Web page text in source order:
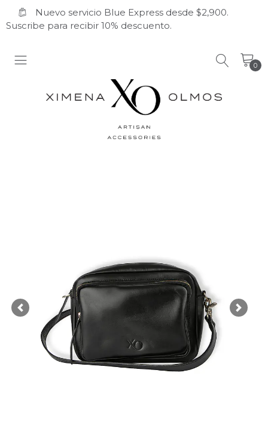
Nuevo servicio Blue Express desde $2,900.
Suscribe para recibir 10% descuento.
0
Previous Next